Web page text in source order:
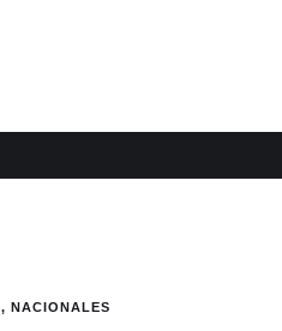
, NACIONALES